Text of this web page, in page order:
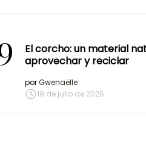
El corcho: un material
aprovechar y reciclar
porGwenaëlle
19 de julio de 2026